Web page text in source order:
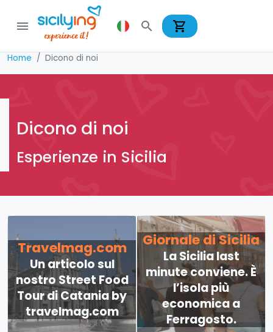
menu search shopping_cart
Home Dicono di noi
Dicono di noi
Esperienze in Sicilia
Travelmag.com
Un articolo sul
nostro Street Food
Tour di Catania by
travelmag.com
Giornale di Sicilia
La Sicilia last
minute conviene. È
l’isola più
economica a
Ferragosto.